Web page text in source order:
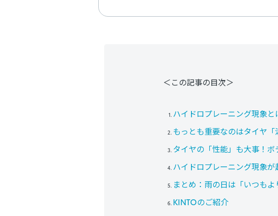
＜この記事の目次＞
ハイドロプレーニング現象
もっとも重要なのはタイヤ
タイヤの「性能」も大事！
ハイドロプレーニング現象
まとめ：雨の日は「いつも
KINTOのご紹介